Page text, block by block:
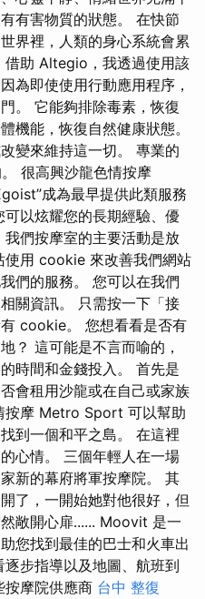
有害物質的狀態。 在快節
界裡，人類的身心系統會累
借助 Altegio，我透過使用該
為即使使用行動應用程序，
。 它能夠排除毒素，恢復
機能，恢復自然健康狀態。
變來維持這一切。 專業的
很高興沙龍色情按摩
成為最早提供此類服務
以炫耀您的長期經驗、優
們按摩室的主要活動是放
使用 cookie 來改善我們網站
們的服務。 您可以在我們
關資訊。 只需按一下「接
cookie。 您想看看是否有
？ 這可能是不言而喻的，
時間和金錢投入。 首先是
會租用沙龍或在自己或家族
按摩 Metro Sport 可以幫助
到一個和平之島。 在這裡
心情。 三個年輕人在一場
新的幕府將軍按摩院。 其
了，一開始她對他很好，但
敞開心扉...... Moovit 是一
您找到最佳的巴士和火車出
步指導以及地圖、航班到
按摩院供應商 台中 整復